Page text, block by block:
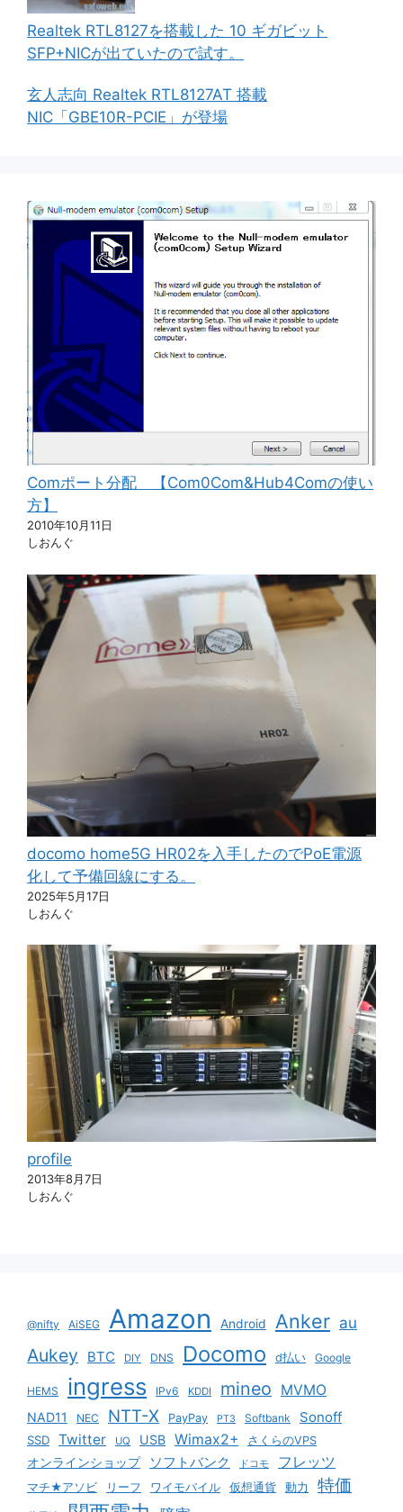
Realtek RTL8127を搭載した 10 ギガビット
SFP+NICが出ていたので試す。
玄人志向 Realtek RTL8127AT 搭載
NIC「GBE10R-PCIE」が登場
Comポート分配 【Com0Com&Hub4Comの使い
方】
2010年10月11日
しおんぐ
docomo home5G HR02を入手したのでPoE電源
化して予備回線にする。
2025年5月17日
しおんぐ
profile
2013年8月7日
しおんぐ
@nifty AiSEG Amazon Android Anker au
Aukey BTC DIY DNS Docomo d払い Google
HEMS ingress IPv6 KDDI mineo MVMO
NAD11 NEC NTT-X PayPay PT3 Softbank Sonoff
SSD Twitter UQ USB Wimax2+ さくらのVPS
オンラインショップ ソフトバンク ドコモ フレッツ
マチ★アソビ リーフ ワイモバイル 仮想通貨 動力 特価